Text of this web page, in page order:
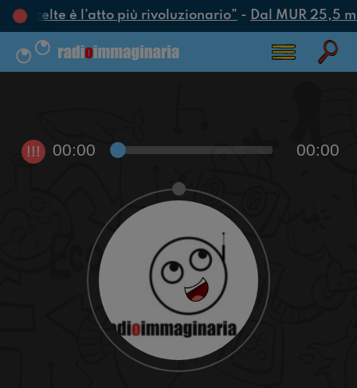
scelte è l’atto più rivoluzionario”- Dal MUR 25,5
!!! 00:00 00:00